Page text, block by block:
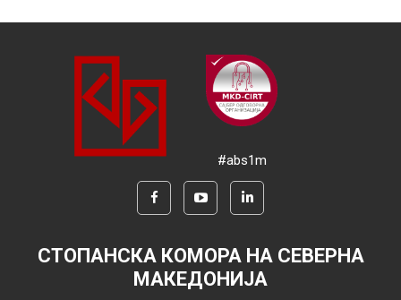
#abs1m
СТОПАНСКА КОМОРА НА СЕВЕРНА
МАКЕДОНИЈА